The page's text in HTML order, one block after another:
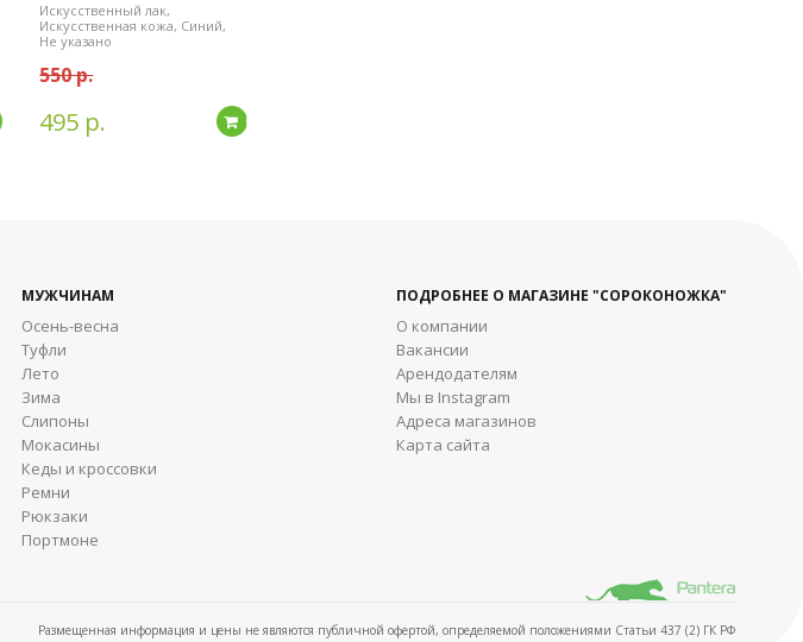
Подробнее
Искусственный лак,
Искусственная кожа, Синий,
Не указано
550 р.
495 р. Подробнее
МУЖЧИНАМ
Осень-весна
Туфли
Лето
Зима
Cлипоны
Мокасины
Кеды и кроссовки
Ремни
Рюкзаки
Портмоне
ПОДРОБНЕЕ О МАГАЗИНЕ "СОРОКОНОЖКА"
О компании
Вакансии
Арендодателям
Мы в Instagram
Адреса магазинов
Карта сайта
Размещенная информация и цены не являются публичной офертой, определяемой положениями Статьи 437 (2) ГК РФ